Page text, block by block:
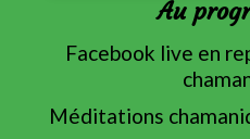
Au
Facebook live en
Méditations